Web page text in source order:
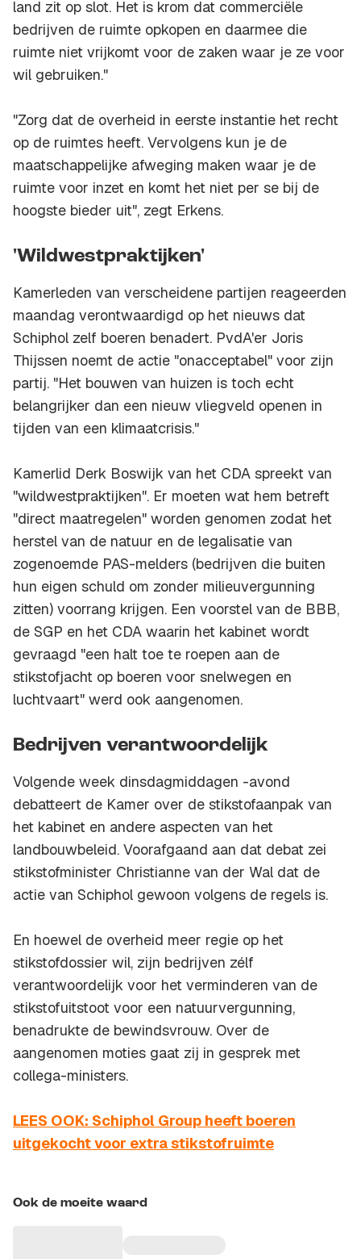
land zit op slot. Het is krom dat commerciële
bedrijven de ruimte opkopen en daarmee die
ruimte niet vrijkomt voor de zaken waar je ze voor
wil gebruiken."
"Zorg dat de overheid in eerste instantie het recht
op de ruimtes heeft. Vervolgens kun je de
maatschappelijke afweging maken waar je de
ruimte voor inzet en komt het niet per se bij de
hoogste bieder uit", zegt Erkens.
'Wildwestpraktijken'
Kamerleden van verscheidene partijen reageerden
maandag verontwaardigd op het nieuws dat
Schiphol zelf boeren benadert. PvdA'er Joris
Thijssen noemt de actie "onacceptabel" voor zijn
partij. "Het bouwen van huizen is toch echt
belangrijker dan een nieuw vliegveld openen in
tijden van een klimaatcrisis."
Kamerlid Derk Boswijk van het CDA spreekt van
"wildwestpraktijken". Er moeten wat hem betreft
"direct maatregelen" worden genomen zodat het
herstel van de natuur en de legalisatie van
zogenoemde PAS-melders (bedrijven die buiten
hun eigen schuld om zonder milieuvergunning
zitten) voorrang krijgen. Een voorstel van de BBB,
de SGP en het CDA waarin het kabinet wordt
gevraagd "een halt toe te roepen aan de
stikstofjacht op boeren voor snelwegen en
luchtvaart" werd ook aangenomen.
Bedrijven verantwoordelijk
Volgende week dinsdagmiddagen -avond
debatteert de Kamer over de stikstofaanpak van
het kabinet en andere aspecten van het
landbouwbeleid. Voorafgaand aan dat debat zei
stikstofminister Christianne van der Wal dat de
actie van Schiphol gewoon volgens de regels is.
En hoewel de overheid meer regie op het
stikstofdossier wil, zijn bedrijven zélf
verantwoordelijk voor het verminderen van de
stikstofuitstoot voor een natuurvergunning,
benadrukte de bewindsvrouw. Over de
aangenomen moties gaat zij in gesprek met
collega-ministers.
LEES OOK: Schiphol Group heeft boeren
uitgekocht voor extra stikstofruimte
Ook de moeite waard